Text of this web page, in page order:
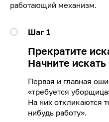
работающий механизм.
Шаг 1
Прекратите
Начните
Первая и главная
«требуется
На них откликаются
нибудь работу».